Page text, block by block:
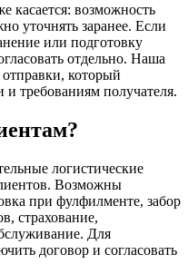
касается: возможность
уточнять заранее. Если
или подготовку
отдельно. Наша
который
и требованиям получателя.
логистические
Возможны
при фулфилменте, забор
страхование,
Для
договор и согласовать